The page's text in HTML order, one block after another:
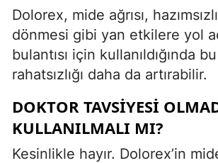
Dolorex, mide ağrısı,
dönmesi gibi yan etkilere yol
bulantısı için kullanıldığında
rahatsızlığı daha da artırabilir.
DOKTOR TAVSIYESI
KULLANILMALI MI?
Kesinlikle hayır. Dolorex’in